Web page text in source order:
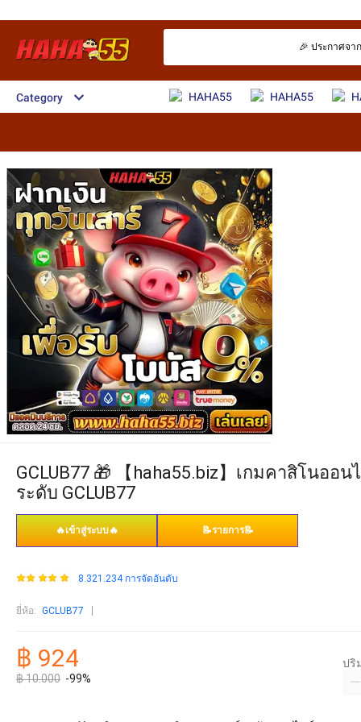
🎉 ประกาศจา
Category HAHA55 HAHA55
GCLUB77 🎁 【haha55.biz】เกมคาสิโนอ
ระดับ GCLUB77
🔥เข้าสู่ระบบ🔥 📝รายการ📝
8.321.234 การจัดอันดับ
ยี่ห้อ: GCLUB77
฿ 924
฿ 10.000 -99%
ปริ